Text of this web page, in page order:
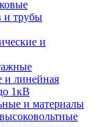
и трубы
и
и линейная
1кВ
и материалы